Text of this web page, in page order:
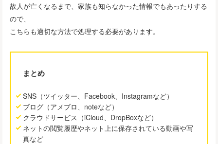
故人が亡くなるまで、家族も知らなかった情報でもあったりする
ので、
こちらも適切な方法で処理する必要があります。
まとめ
SNS（ツイッター、Facebook、Instagramなど）
ブログ（アメブロ、noteなど）
クラウドサービス（iCloud、DropBoxなど）
ネットの閲覧履歴やネット上に保存されている動画や写
真など